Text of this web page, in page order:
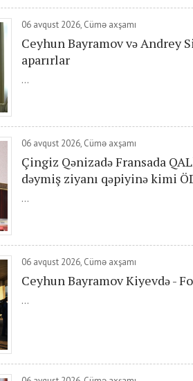
06 avqust 2026, Cümə axşamı
Ceyhun Bayramov və Andrey
aparırlar
...
06 avqust 2026, Cümə axşamı
Çingiz Qənizadə Fransada
dəymiş ziyanı qəpiyinə kimi
...
06 avqust 2026, Cümə axşamı
Ceyhun Bayramov Kiyevdə -
...